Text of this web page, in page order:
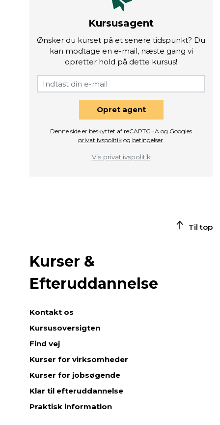
Kursusagent
Ønsker du kurset på et senere tidspunkt? Du
kan modtage en e-mail, næste gang vi
opretter hold på dette kursus!
Opret agent
Denne side er beskyttet af reCAPTCHA og Googles
privatlivspolitikog betingelser.
Vis privatlivspolitik
Til top
Kurser &
Efteruddannelse
Kontakt os
Kursusoversigten
Find vej
Kurser for virksomheder
Kurser for jobsøgende
Klar til efteruddannelse
Praktisk information